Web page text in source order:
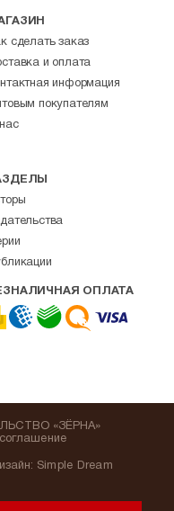
сделать заказ
и оплата
информация
покупателям
ОПЛАТА
«ЗЁРНА»
Simple Dream